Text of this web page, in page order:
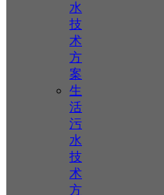
水
技
术
方
案
生
活
污
水
技
术
方